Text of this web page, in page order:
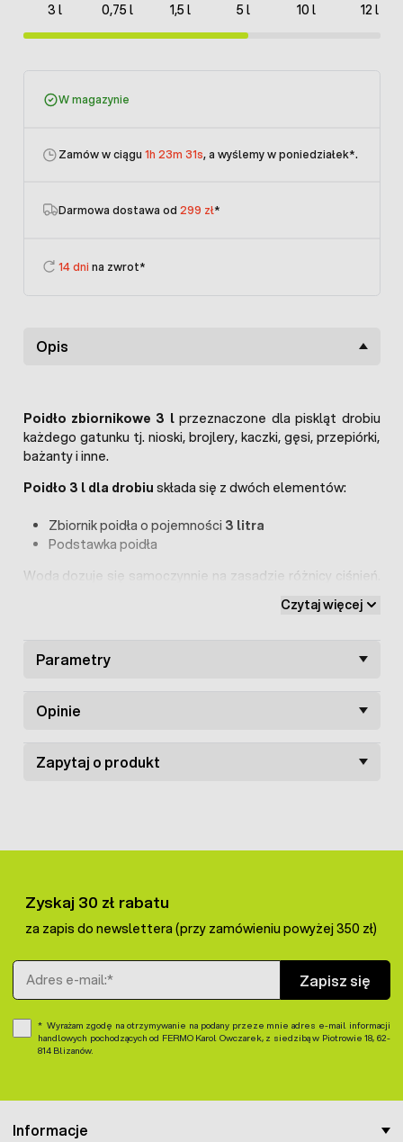
3 l 0,75 l 1,5 l 5 l 10 l 12 l
W magazynie
Zamów w ciągu 1h 23m 31s, a wyślemy w poniedziałek*.
Darmowa dostawa od 299 zł*
14 dni na zwrot*
Opis
Poidło zbiornikowe 3 lprzeznaczone dla piskląt drobiu
każdego gatunku tj. nioski, brojlery, kaczki, gęsi, przepiórki,
bażanty i inne.
Poidło 3 l dla drobiu składa się z dwóch elementów:
Zbiornik poidła o pojemności 3 litra
Podstawka poidła
Woda dozuje się samoczynnie na zasadzie różnicy ciśnień.
Szerokość poidła jest tak dobrana, aby zapewnić
maksymalną stabilność nawet wtedy, gdy
łatwo utrzymać w czystości, co zapewnia zdrowie
Czytaj więcej
Parametry
Opinie
Zapytaj o produkt
Informacje
Zyskaj 30 zł rabatu
za zapis do newslettera (przy zamówieniu powyżej 350 zł)
Adres e-mail
Zapisz się
Wyrażam zgodę na otrzymywanie na podany przeze mnie adres e-mail informacji
handlowych pochodzących od FERMO Karol Owczarek, z siedzibą w Piotrowie 18, 62-
814 Blizanów.